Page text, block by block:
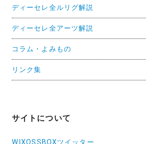
ディーセレ全ルリグ解説
ディーセレ全アーツ解説
コラム・よみもの
リンク集
サイトについて
WIXOSSBOXツイッター